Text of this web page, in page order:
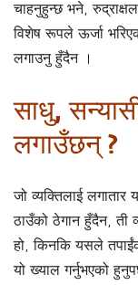
चाहनुहुन्छ भने,
विशेष रूपले ऊर्जा
लगाउनु हुँदैन ।
साधु,
लगाउँछन् ?
जो व्यक्तिलाई लगातार
ठाउँको ठेगान हुँदैन, ती
हो, किनकि यसले
यो ख्याल गर्नुभएको